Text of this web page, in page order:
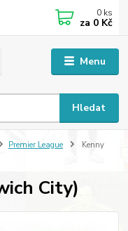
Menu
Hledat
0 ks
za 0 Kč
Premier League
Kenny
City)